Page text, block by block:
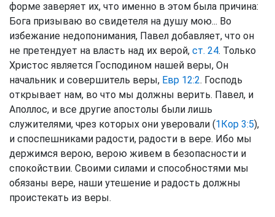
форме заверяет их, что именно в этом была причина:
Бога призываю во свидетеля на душу мою... Во
избежание недопонимания, Павел добавляет, что он
не претендует на власть над их верой, ст. 24. Только
Христос является Господином нашей веры, Он
начальник и совершитель веры, Евр 12:2. Господь
открывает нам, во что мы должны верить. Павел, и
Аполлос, и все другие апостолы были лишь
служителями, чрез которых они уверовали (1Кор 3:5),
и споспешниками радости, радости в вере. Ибо мы
держимся верою, верою живем в безопасности и
спокойствии. Своими силами и способностями мы
обязаны вере, наши утешение и радость должны
проистекать из веры.